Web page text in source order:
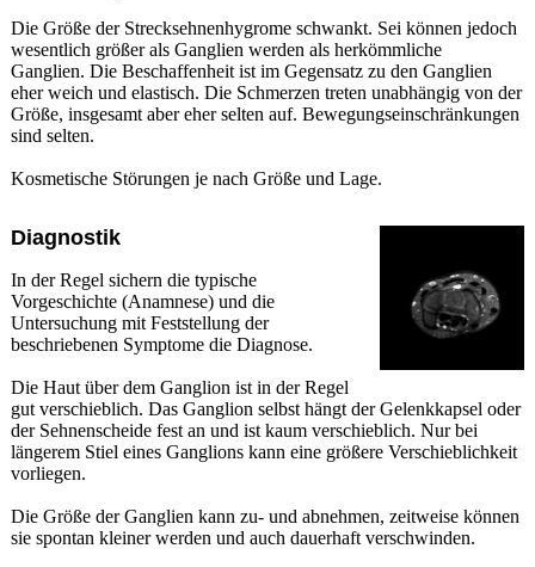
Die Größe der Strecksehnenhygrome schwankt. Sei können jedoch
wesentlich größer als Ganglien werden als herkömmliche
Ganglien. Die Beschaffenheit ist im Gegensatz zu den Ganglien
eher weich und elastisch. Die Schmerzen treten unabhängig von der
Größe, insgesamt aber eher selten auf. Bewegungseinschränkungen
sind selten.
Kosmetische Störungen je nach Größe und Lage.
Diagnostik
In der Regel sichern die typische
Vorgeschichte (Anamnese) und die
Untersuchung mit Feststellung der
beschriebenen Symptome die Diagnose.
Die Haut über dem Ganglion ist in der Regel
gut verschieblich. Das Ganglion selbst hängt der Gelenkkapsel oder
der Sehnenscheide fest an und ist kaum verschieblich. Nur bei
längerem Stiel eines Ganglions kann eine größere Verschieblichkeit
vorliegen.
Die Größe der Ganglien kann zu- und abnehmen, zeitweise können
sie spontan kleiner werden und auch dauerhaft verschwinden.